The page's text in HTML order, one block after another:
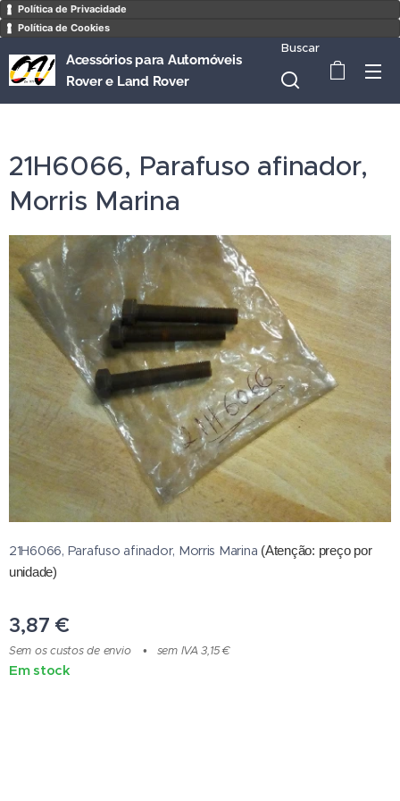
Política de Privacidade
Política de Cookies
Acessórios para Automóveis
Rover e Land Rover
Buscar
21H6066, Parafuso afinador,
Morris Marina
21H6066, Parafuso afinador, Morris Marina (Atenção: preço por
unidade)
3,87 €
Sem os custos de envio sem IVA 3,15 €
Em stock